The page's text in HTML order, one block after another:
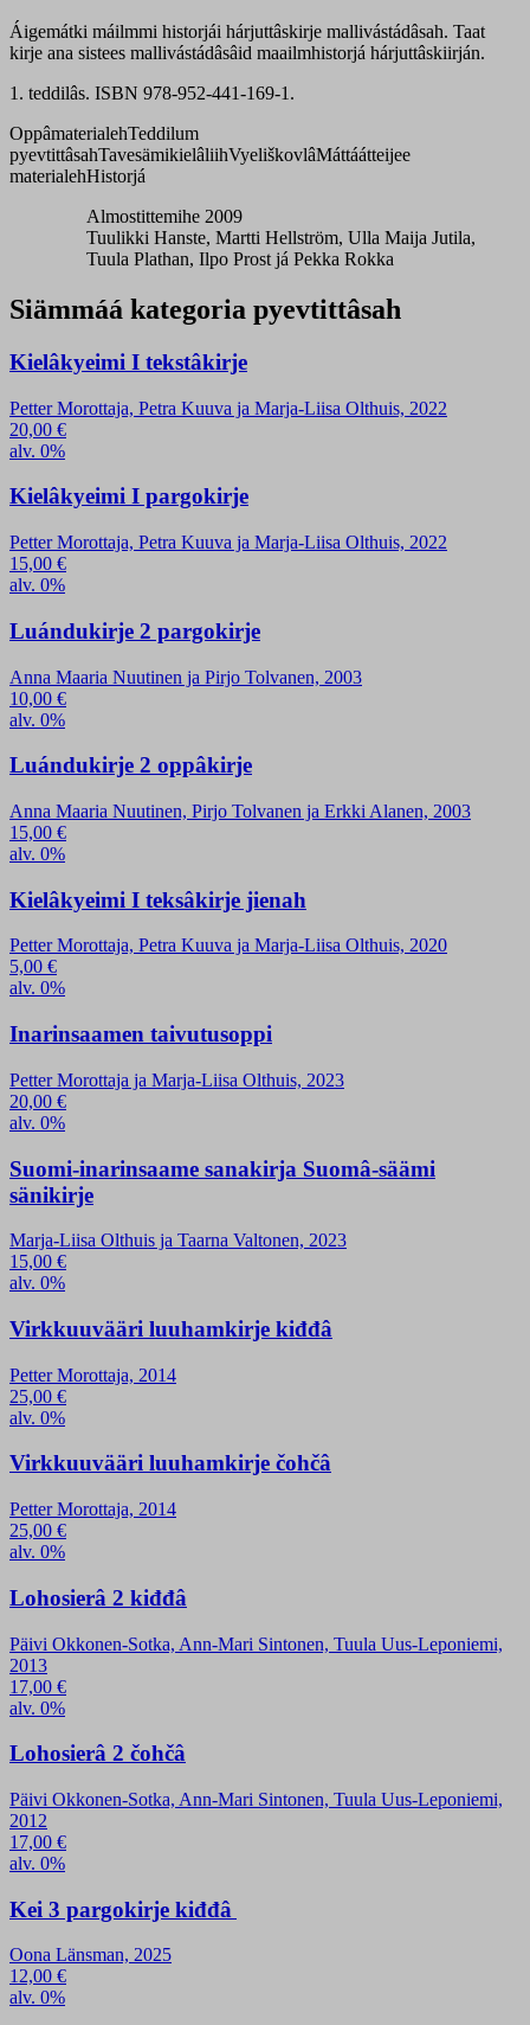
Áigemátki máilmmi historjái hárjuttâskirje mallivástádâsah. Taat
kirje ana sistees mallivástádâsâid maailmhistorjá hárjuttâskiirján.
1. teddilâs. ISBN 978-952-441-169-1.
OppâmaterialehTeddilum
pyevtittâsahTavesämikielâliihVyeliškovlâMáttáátteijee
materialehHistorjá
Almostittemihe 2009
Tuulikki Hanste, Martti Hellström, Ulla Maija Jutila,
Tuula Plathan, Ilpo Prost já Pekka Rokka
Siämmáá kategoria pyevtittâsah
Kielâkyeimi I tekstâkirje
Petter Morottaja, Petra Kuuva ja Marja-Liisa Olthuis, 2022
20,00 €
alv. 0%
Kielâkyeimi I pargokirje
Petter Morottaja, Petra Kuuva ja Marja-Liisa Olthuis, 2022
15,00 €
alv. 0%
Luándukirje 2 pargokirje
Anna Maaria Nuutinen ja Pirjo Tolvanen, 2003
10,00 €
alv. 0%
Luándukirje 2 oppâkirje
Anna Maaria Nuutinen, Pirjo Tolvanen ja Erkki Alanen, 2003
15,00 €
alv. 0%
Kielâkyeimi I teksâkirje jienah
Petter Morottaja, Petra Kuuva ja Marja-Liisa Olthuis, 2020
5,00 €
alv. 0%
Inarinsaamen taivutusoppi
Petter Morottaja ja Marja-Liisa Olthuis, 2023
20,00 €
alv. 0%
Suomi-inarinsaame sanakirja Suomâ-säämi
sänikirje
Marja-Liisa Olthuis ja Taarna Valtonen, 2023
15,00 €
alv. 0%
Virkkuuvääri luuhamkirje kiđđâ
Petter Morottaja, 2014
25,00 €
alv. 0%
Virkkuuvääri luuhamkirje čohčâ
Petter Morottaja, 2014
25,00 €
alv. 0%
Lohosierâ 2 kiđđâ
Päivi Okkonen-Sotka, Ann-Mari Sintonen, Tuula Uus-Leponiemi,
2013
17,00 €
alv. 0%
Lohosierâ 2 čohčâ
Päivi Okkonen-Sotka, Ann-Mari Sintonen, Tuula Uus-Leponiemi,
2012
17,00 €
alv. 0%
Kei 3 pargokirje kiđđâ
Oona Länsman, 2025
12,00 €
alv. 0%